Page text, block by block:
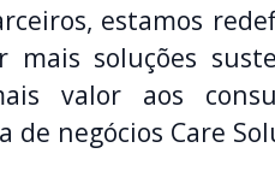
estamos
mais soluções
valor aos
de negócios Care